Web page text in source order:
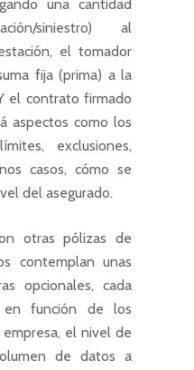
una cantidad
siniestro) al
el tomador
fija (prima) a la
el contrato firmado
aspectos como los
exclusiones,
casos, cómo se
del asegurado.
otras pólizas de
contemplan unas
opcionales, cada
función de los
el nivel de
de datos a